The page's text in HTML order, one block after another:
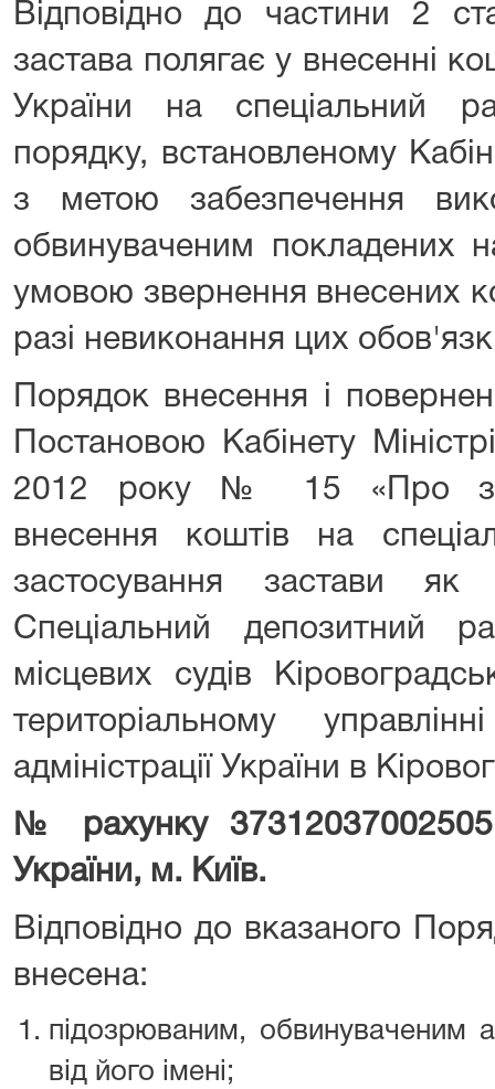
Відповідно до частини 2
застава полягає у внесенні
України на спеціальний
порядку, встановленому
з метою забезпечення
обвинуваченим покладених
умовою звернення внесених
разі невиконання цих
Порядок внесення і
Постановою Кабінету
2012 року № 15 «Про
внесення коштів на
застосування застави як
Спеціальний депозитний
місцевих судів
територіальному
адміністрації України в
№ рахунку
України, м. Київ.
Відповідно до вказаного
внесена:
підозрюваним, обвинуваченим
від його імені;